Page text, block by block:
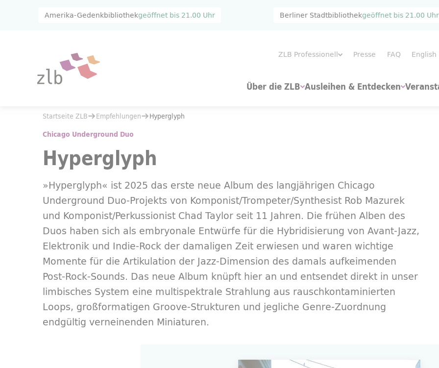
Zum Hauptinhalt springen Zur Suche springen
Amerika-Gedenkbibliothekgeöffnet bis 21.00 Uhr Berliner Stadtbibliothekgeöffnet bis 21.00 Uhr
ZLB Professionell Presse FAQ English
Über die ZLB Ausleihen & Entdecken
EmpfehlungenSie befinden sich hier:
Startseite ZLB Empfehlungen Hyperglyph
Chicago Underground Duo
Hyperglyph
»Hyperglyph« ist 2025 das erste neue Album des langjährigen Chicago
Underground Duo-Projekts von Komponist/Trompeter/Synthesist Rob Mazurek
und Komponist/Perkussionist Chad Taylor seit 11 Jahren. Die frühen Alben des
Duos haben sich als embryonale Entwürfe für die Hybridisierung von Avant-Jazz,
Elektronik und Indie-Rock der damaligen Zeit erwiesen und waren wichtige
Momente für die Artikulation der Jazz-Dimension des damals aufkeimenden
Post-Rock-Sounds. Das neue Album knüpft hier an und entsendet direkt in unser
limbisches System eine multispektrale Strahlung aus rauschkontaminierten
Loops, großformatigen Groove-Strukturen und jegliche Genre-Zuordnung
endgültig verneinenden Miniaturen.